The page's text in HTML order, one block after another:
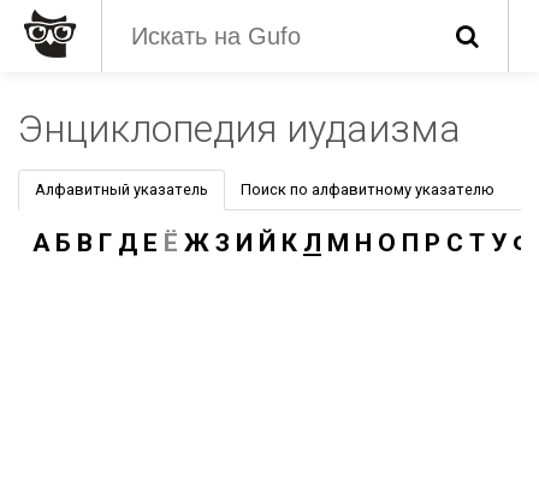
Энциклопедия иудаизма
Алфавитный указатель Поиск по алфавитному указателю
А Б В Г Д Е Ё Ж З И Й К Л М Н О П Р С Т У Ф